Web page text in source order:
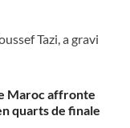
Tazi, a gravi
Maroc affronte
quarts de finale